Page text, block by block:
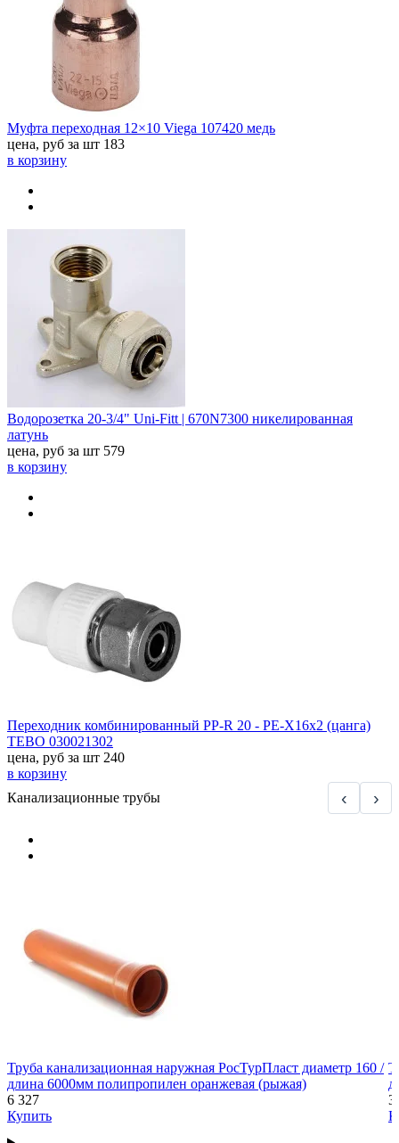
Муфта переходная 12×10 Viega 107420 медь
цена, руб за шт 183
в корзину
Водорозетка 20-3/4" Uni-Fitt | 670N7300 никелированная
латунь
цена, руб за шт 579
в корзину
Переходник комбинированный PP-R 20 - PЕ-Х16х2 (цанга)
TEBO 030021302
цена, руб за шт 240
в корзину
Канализационные трубы
‹ ›
Труба канализационная наружная РосТурПласт диаметр 160 /
длина 6000мм полипропилен оранжевая (рыжая)
6 327
Купить
3